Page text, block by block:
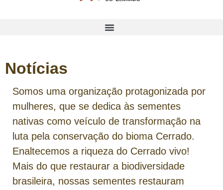
Notícias
Somos uma organização protagonizada por
mulheres, que se dedica às sementes
nativas como veículo de transformação na
luta pela conservação do bioma Cerrado.
Enaltecemos a riqueza do Cerrado vivo!
Mais do que restaurar a biodiversidade
brasileira, nossas sementes restauram